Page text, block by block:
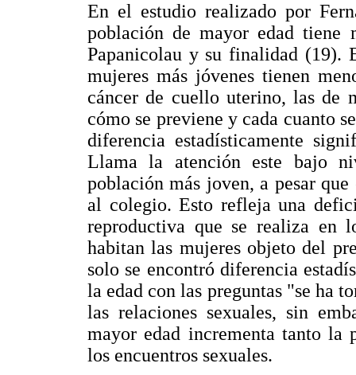
En el estudio realizado por
población de mayor edad tiene
Papanicolau y su finalidad (19).
mujeres más jóvenes tienen
cáncer de cuello uterino, las de
cómo se previene y cada cuanto
diferencia estadísticamente
Llama la atención este bajo
población más joven, a pesar
al colegio. Esto refleja una
reproductiva que se realiza en
habitan las mujeres objeto del
solo se encontró diferencia
la edad con las preguntas "se ha
las relaciones sexuales, sin
mayor edad incrementa tanto
los encuentros sexuales.